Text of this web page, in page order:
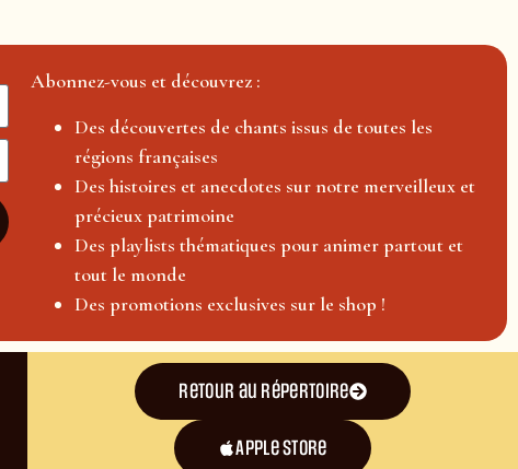
Abonnez-vous et découvrez :
Des découvertes de chants issus de toutes les
régions françaises
Des histoires et anecdotes sur notre merveilleux et
précieux patrimoine
Des playlists thématiques pour animer partout et
tout le monde
Des promotions exclusives sur le shop !
Retour au répertoire
Apple Store